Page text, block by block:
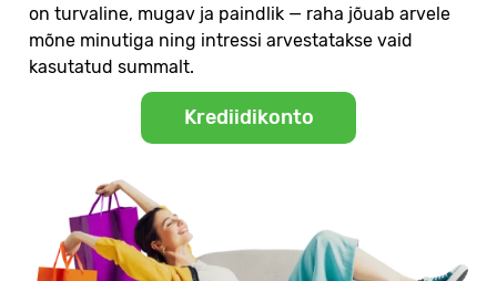
on turvaline, mugav ja paindlik — raha jõuab arvele
mõne minutiga ning intressi arvestatakse vaid
kasutatud summalt.
Krediidikonto